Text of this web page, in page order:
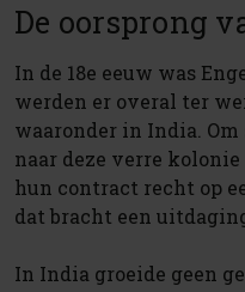
De oorsprong
In de 18e eeuw was
werden er overal ter
waaronder in India.
naar deze verre
hun contract recht op
dat bracht een
In India groeide geen